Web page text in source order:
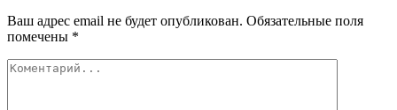
Ваш адрес email не будет опубликован. Обязательные поля
помечены *